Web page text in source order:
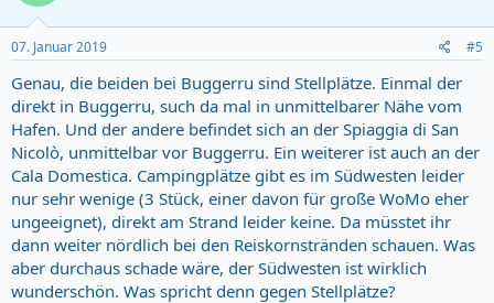
07. Januar 2019 #5
Genau, die beiden bei Buggerru sind Stellplätze. Einmal der
direkt in Buggerru, such da mal in unmittelbarer Nähe vom
Hafen. Und der andere befindet sich an der Spiaggia di San
Nicolò, unmittelbar vor Buggerru. Ein weiterer ist auch an der
Cala Domestica. Campingplätze gibt es im Südwesten leider
nur sehr wenige (3 Stück, einer davon für große WoMo eher
ungeeignet), direkt am Strand leider keine. Da müsstet ihr
dann weiter nördlich bei den Reiskornstränden schauen. Was
aber durchaus schade wäre, der Südwesten ist wirklich
wunderschön. Was spricht denn gegen Stellplätze?